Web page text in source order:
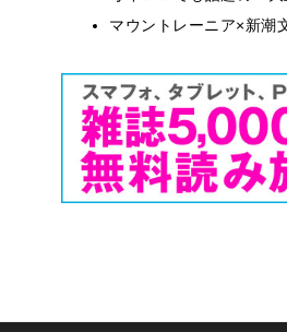
マウントレーニア×新